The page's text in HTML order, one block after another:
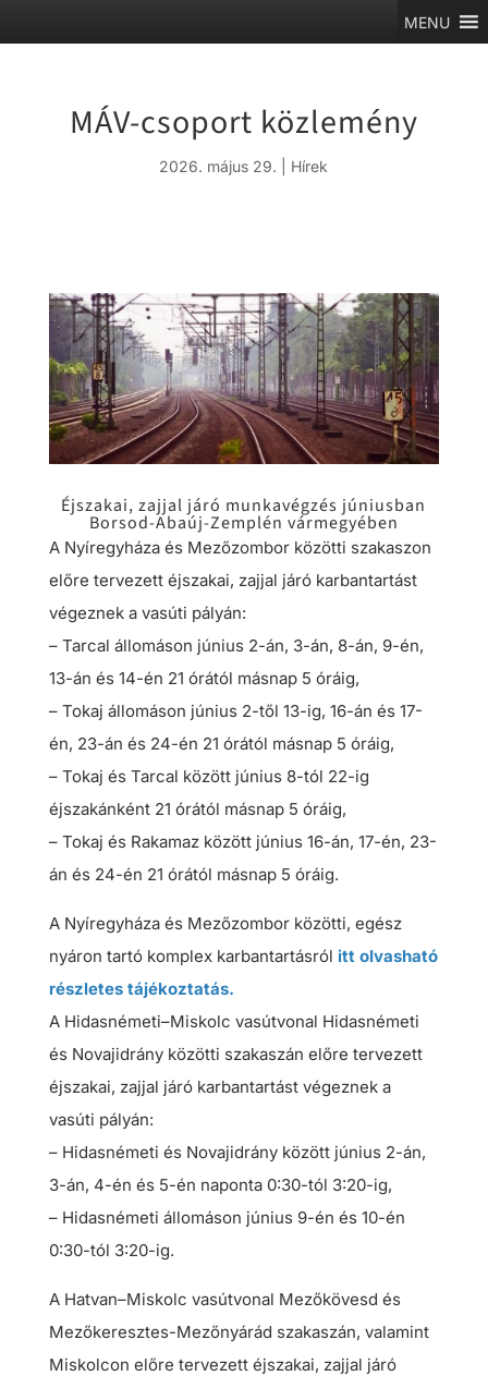
MENU
MÁV-csoport közlemény
2026. május 29. Hírek
Éjszakai, zajjal járó munkavégzés júniusban
Borsod-Abaúj-Zemplén vármegyében
A Nyíregyháza és Mezőzombor közötti szakaszon
előre tervezett éjszakai, zajjal járó karbantartást
végeznek a vasúti pályán:
– Tarcal állomáson június 2-án, 3-án, 8-án, 9-én,
13-án és 14-én 21 órától másnap 5 óráig,
– Tokaj állomáson június 2-től 13-ig, 16-án és 17-
én, 23-án és 24-én 21 órától másnap 5 óráig,
– Tokaj és Tarcal között június 8-tól 22-ig
éjszakánként 21 órától másnap 5 óráig,
– Tokaj és Rakamaz között június 16-án, 17-én, 23-
án és 24-én 21 órától másnap 5 óráig.
A Nyíregyháza és Mezőzombor közötti, egész
nyáron tartó komplex karbantartásról itt olvasható
részletes tájékoztatás.
A Hidasnémeti–Miskolc vasútvonal Hidasnémeti
és Novajidrány közötti szakaszán előre tervezett
éjszakai, zajjal járó karbantartást végeznek a
vasúti pályán:
– Hidasnémeti és Novajidrány között június 2-án,
3-án, 4-én és 5-én naponta 0:30-tól 3:20-ig,
– Hidasnémeti állomáson június 9-én és 10-én
0:30-tól 3:20-ig.
A Hatvan–Miskolc vasútvonal Mezőkövesd és
Mezőkeresztes-Mezőnyárád szakaszán, valamint
Miskolcon előre tervezett éjszakai, zajjal járó